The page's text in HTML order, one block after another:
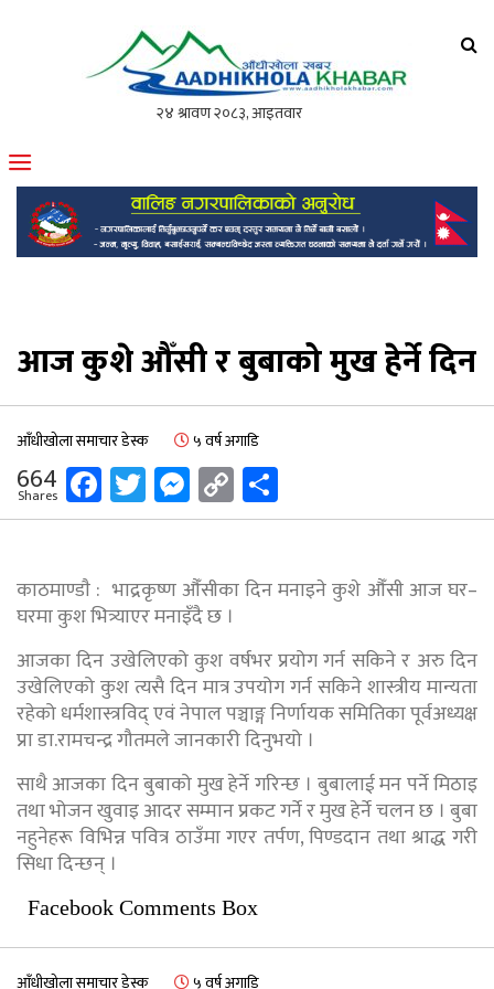
मोफसलकै लोकप्रिय अनलाइन पत्रिका
आज कुशे औँसी र बुबाको मुख हेर्ने दिन
आँधीखोला समाचार डेस्क ५ वर्ष अगाडि
664
Shares Facebook
Twitter
Messenger
Copy
Link
काठमाण्डाै : भाद्रकृष्ण औँसीका दिन मनाइने कुशे औँसी आज घर–
घरमा कुश भित्र्याएर मनाइँदै छ ।
आजका दिन उखेलिएको कुश वर्षभर प्रयोग गर्न सकिने र अरु दिन
उखेलिएको कुश त्यसै दिन मात्र उपयोग गर्न सकिने शास्त्रीय मान्यता
रहेको धर्मशास्त्रविद् एवं नेपाल पञ्चाङ्ग निर्णायक समितिका पूर्वअध्यक्ष
प्रा डा.रामचन्द्र गौतमले जानकारी दिनुभयो ।
साथै आजका दिन बुबाको मुख हेर्ने गरिन्छ । बुबालाई मन पर्ने मिठाइ
तथा भोजन खुवाइ आदर सम्मान प्रकट गर्ने र मुख हेर्ने चलन छ । बुबा
नहुनेहरू विभिन्न पवित्र ठाउँमा गएर तर्पण, पिण्डदान तथा श्राद्ध गरी
सिधा दिन्छन् ।
Facebook Comments Box
आँधीखोला समाचार डेस्क ५ वर्ष अगाडि